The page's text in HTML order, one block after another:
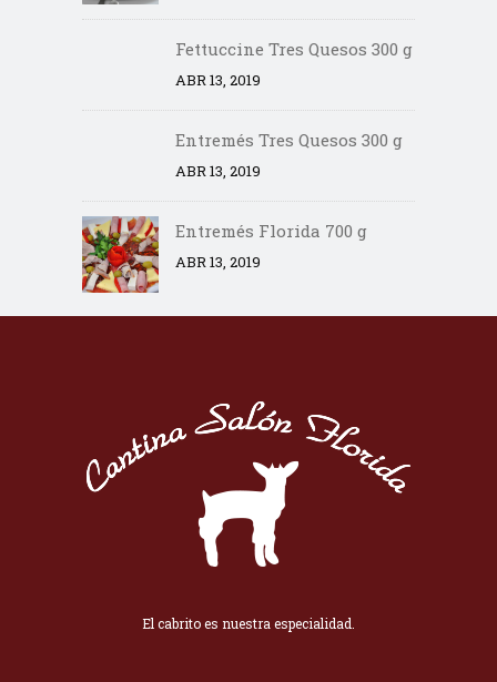
Fettuccine Tres Quesos 300 g
ABR 13, 2019
Entremés Tres Quesos 300 g
ABR 13, 2019
Entremés Florida 700 g
ABR 13, 2019
El cabrito es nuestra especialidad.